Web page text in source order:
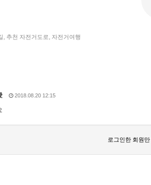
, 추천 자전거도로, 자전거여행
2018.08.20 12:15
로그인한 회원